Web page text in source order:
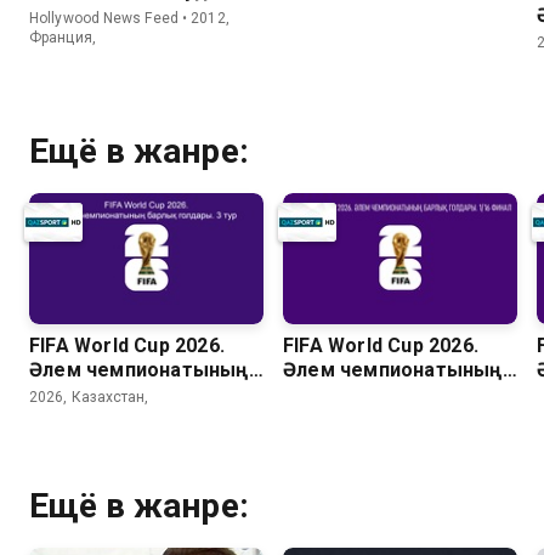
Hollywood News Feed • 2012,
Франция,
Ещё в жанре:
FIFA World Cup 2026.
Әлем чемпионатының
барлық голдары. 3 тур
2026, Казахстан,
FIFA World Cup 2026.
Әлем чемпионатының
Ещё в жанре: